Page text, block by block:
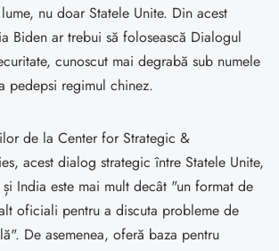
nu doar Statele Unite. Din acest
Biden ar trebui să folosească Dialogul
cunoscut mai degrabă sub numele
pedepsi regimul chinez.
de la Center for Strategic &
acest dialog strategic între Statele Unite,
India este mai mult decât "un format de
oficiali pentru a discuta probleme de
De asemenea, oferă baza pentru